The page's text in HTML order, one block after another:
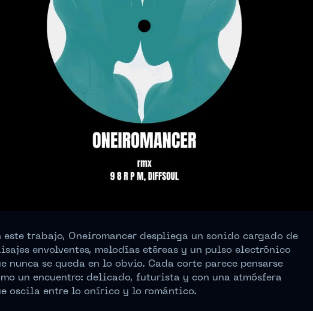
este trabajo, Oneiromancer despliega un sonido cargado de
envolventes, melodías etéreas y un pulso electrónico
nunca se queda en lo obvio. Cada corte parece pensarse
un encuentro: delicado, futurista y con una atmósfera
oscila entre lo onírico y lo romántico.